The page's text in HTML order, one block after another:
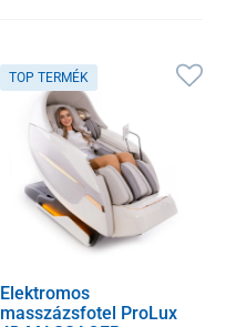
TOP TERMÉK
Elektromos
masszázsfotel ProLux